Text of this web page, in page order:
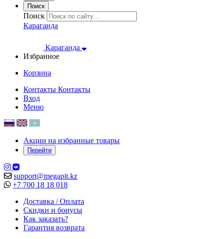
Поиск
Поиск
Караганда
Караганда
Избранное
Корзина
Контакты Контакты
Вход
Меню
Акции на избранные товары
Перейти
support@megapit.kz
+7 700 18 18 018
Доставка / Оплата
Скидки и бонусы
Как заказать?
Гарантия возврата